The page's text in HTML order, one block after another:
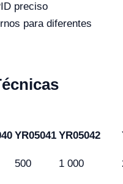
preciso
para diferentes
YR05041 YR05042
500 1 000